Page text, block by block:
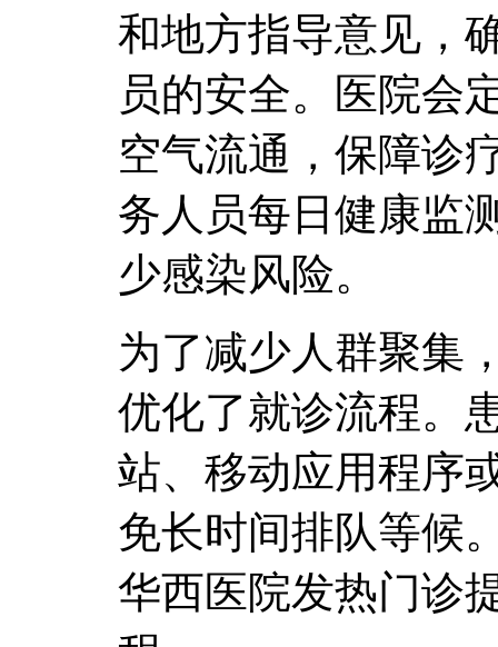
和地方指导意见，
员的安全。医院会
空气流通，保障诊
务人员每日健康监
少感染风险。
为了减少人群聚集
优化了就诊流程。
站、移动应用程序
免长时间排队等候
华西医院发热门诊